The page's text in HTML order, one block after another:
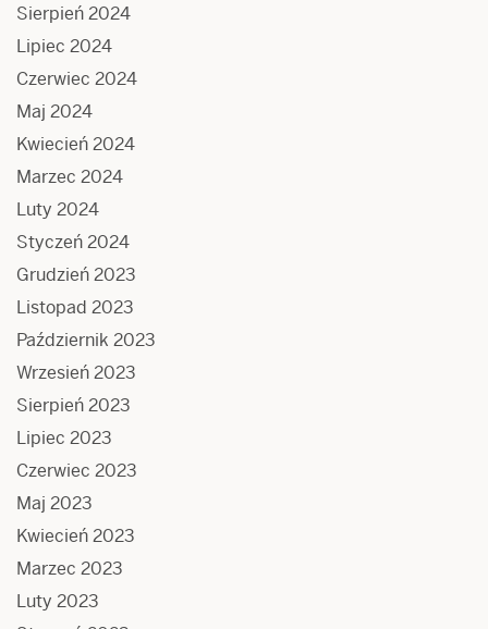
Sierpień 2024
Lipiec 2024
Czerwiec 2024
Maj 2024
Kwiecień 2024
Marzec 2024
Luty 2024
Styczeń 2024
Grudzień 2023
Listopad 2023
Październik 2023
Wrzesień 2023
Sierpień 2023
Lipiec 2023
Czerwiec 2023
Maj 2023
Kwiecień 2023
Marzec 2023
Luty 2023